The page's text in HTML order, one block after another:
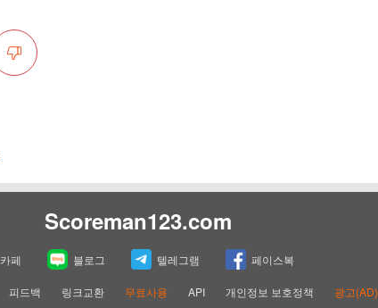
Scoreman123.com
카페 블로그 텔레그램 페이스복
피드백 링크교환 무료사용 API 개인정보 보호정책 광고(AD)